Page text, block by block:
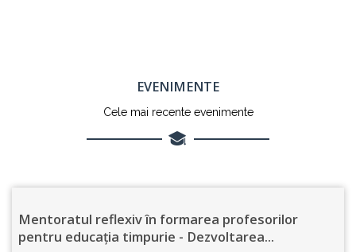
EVENIMENTE
Cele mai recente evenimente
Mentoratul reflexiv în formarea profesorilor
pentru educația timpurie - Dezvoltarea...